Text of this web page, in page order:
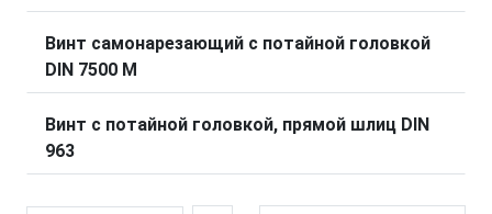
Винт самонарезающий с потайной головкой
DIN 7500 M
Винт с потайной головкой, прямой шлиц DIN
963